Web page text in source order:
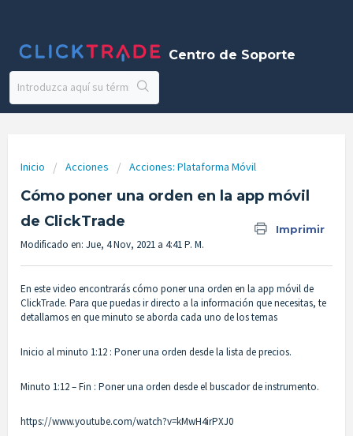
Centro de Soporte
Inicio Acciones Acciones: Plataforma Móvil
Cómo poner una orden en la app móvil
de ClickTrade
Imprimir
Modificado en: Jue, 4 Nov, 2021 a 4:41 P. M.
En este video encontrarás cómo poner una orden en la app móvil de
ClickTrade. Para que puedas ir directo a la información que necesitas, te
detallamos en que minuto se aborda cada uno de los temas
Inicio al minuto 1:12 : Poner una orden desde la lista de precios.
Minuto 1:12 – Fin : Poner una orden desde el buscador de instrumento.
https://www.youtube.com/watch?v=kMwH4irPXJ0